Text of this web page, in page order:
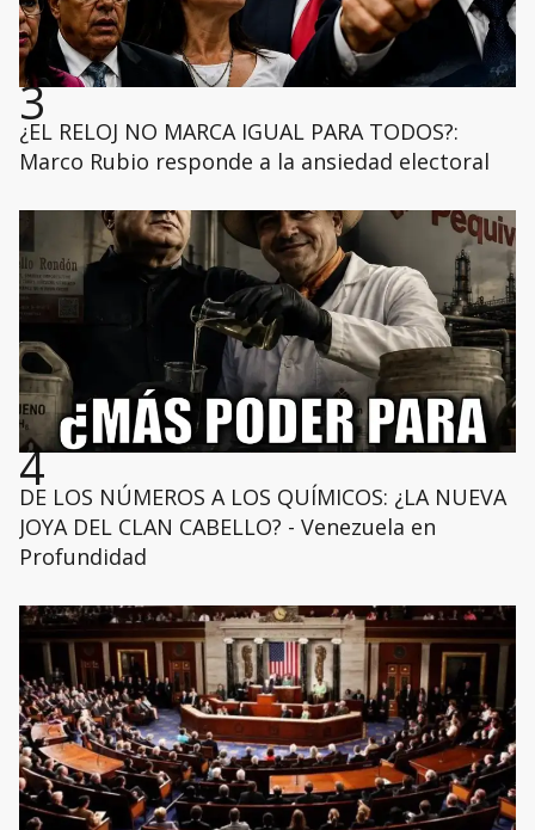
3
¿EL RELOJ NO MARCA IGUAL PARA TODOS?:
Marco Rubio responde a la ansiedad electoral
4
DE LOS NÚMEROS A LOS QUÍMICOS: ¿LA NUEVA
JOYA DEL CLAN CABELLO? - Venezuela en
Profundidad